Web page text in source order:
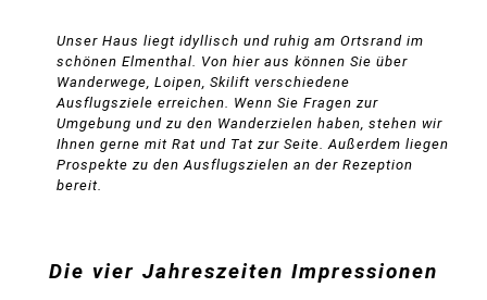
Unser Haus liegt idyllisch und ruhig am Ortsrand im
schönen Elmenthal. Von hier aus können Sie über
Wanderwege, Loipen, Skilift verschiedene
Ausflugsziele erreichen. Wenn Sie Fragen zur
Umgebung und zu den Wanderzielen haben, stehen wir
Ihnen gerne mit Rat und Tat zur Seite. Außerdem liegen
Prospekte zu den Ausflugszielen an der Rezeption
bereit.
Die vier Jahreszeiten Impressionen